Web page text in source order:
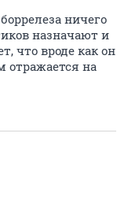
ничего
назначают и
что вроде как он
отражается на